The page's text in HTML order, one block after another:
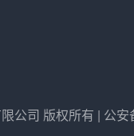
公司 版权所有 | 公